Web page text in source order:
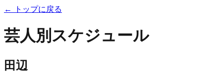
← トップに戻る
芸人別スケジュール
田辺